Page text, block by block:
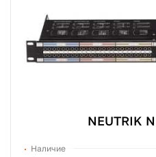
NEUTRIK
Наличие